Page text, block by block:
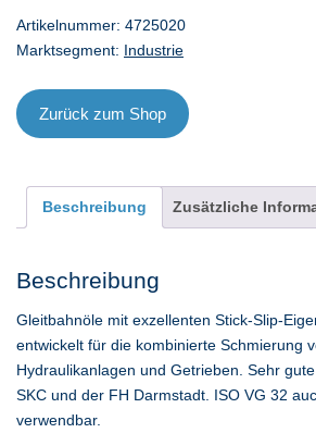
-
20
Menge
Artikelnummer: 4725020
Marktsegment: Industrie
Zurück zum Shop
Beschreibung Zusätzliche
Beschreibung
Gleitbahnöle mit exzellenten Stick-Slip-
entwickelt für die kombinierte Schmierung
Hydraulikanlagen und Getrieben. Sehr
SKC und der FH Darmstadt. ISO VG 32
verwendbar.